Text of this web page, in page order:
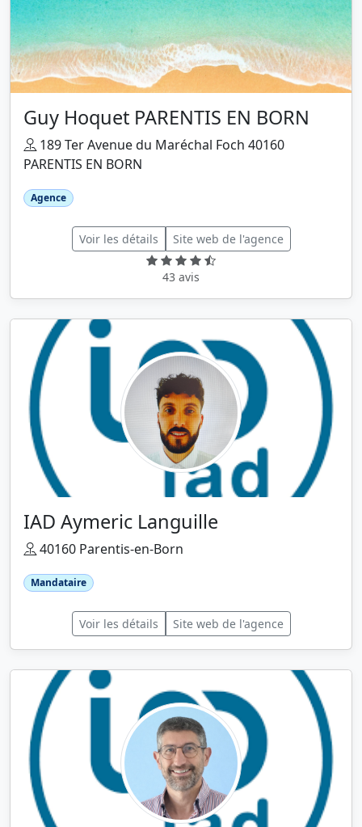
Guy Hoquet PARENTIS EN BORN
189 Ter Avenue du Maréchal Foch 40160
PARENTIS EN BORN
Agence
Voir les détails Site web de l'agence
43 avis
IAD Aymeric Languille
40160 Parentis-en-Born
Mandataire
Voir les détails Site web de l'agence